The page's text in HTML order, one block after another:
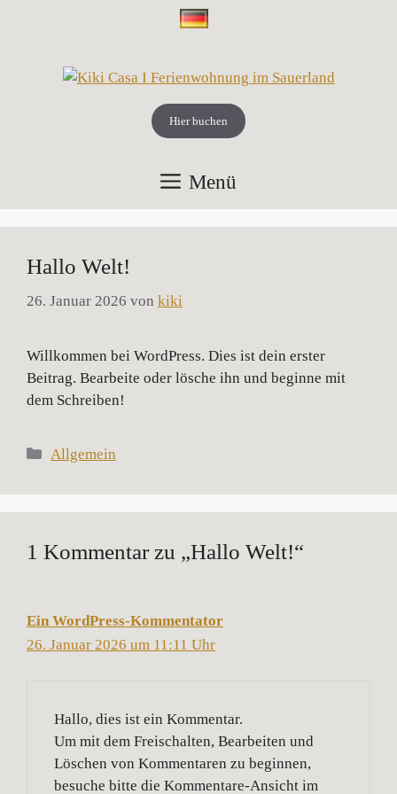
Hier buchen
Menü
Hallo Welt!
26. Januar 2026 von kiki
Willkommen bei WordPress. Dies ist dein erster
Beitrag. Bearbeite oder lösche ihn und beginne mit
dem Schreiben!
Kategorien
Allgemein
1 Kommentar zu „Hallo Welt!“
Ein WordPress-Kommentator
26. Januar 2026 um 11:11 Uhr
Hallo, dies ist ein Kommentar.
Um mit dem Freischalten, Bearbeiten und
Löschen von Kommentaren zu beginnen,
besuche bitte die Kommentare-Ansicht im